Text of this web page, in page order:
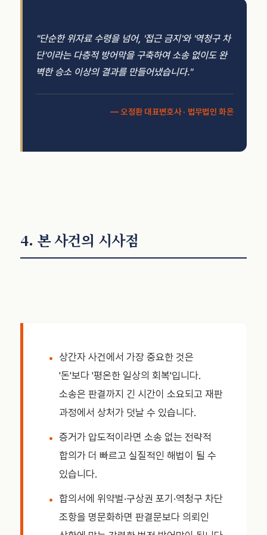
"단순한 위자료 수령을 넘어, '접근 금지'와 '역청구 차
단'이라는 다층적 방어막을 구축하여 소송 없이도 완
벽한 승소 이상의 결과를 만들어냈습니다."
— 오정환 대표변호사 · 법무법인 화온
4. 본 사건의 시사점
상간자 사건에서 가장 중요한 것은
'돈'보다 '평온한 일상의 회복'입니다.
소송은 판결까지 긴 시간이 소요되고 재판
과정에서 상처가 덧날 수 있습니다.
증거가 압도적이라면 소송 없는 전략적
합의가 더 빠르고 실질적인 해법이 될 수
있습니다.
합의서에 위약벌·구상권 포기·역청구 차단
조항을 명문화하면 판결문보다 의뢰인